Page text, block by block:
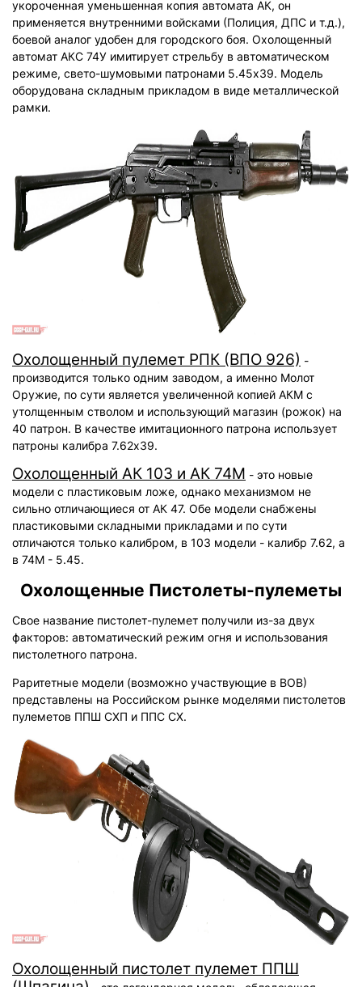
укороченная уменьшенная копия автомата АК, он
применяется внутренними войсками (Полиция, ДПС и т.д.),
боевой аналог удобен для городского боя. Охолощенный
автомат АКС 74У имитирует стрельбу в автоматическом
режиме, свето-шумовыми патронами 5.45х39. Модель
оборудована складным прикладом в виде металлической
рамки.
Охолощенный пулемет РПК (ВПО 926) -
производится только одним заводом, а именно Молот
Оружие, по сути является увеличенной копией АКМ с
утолщенным стволом и использующий магазин (рожок) на
40 патрон. В качестве имитационного патрона использует
патроны калибра 7.62х39.
Охолощенный АК 103 и АК 74М - это новые
модели с пластиковым ложе, однако механизмом не
сильно отличающиеся от АК 47. Обе модели снабжены
пластиковыми складными прикладами и по сути
отличаются только калибром, в 103 модели - калибр 7.62, а
в 74М - 5.45.
Охолощенные Пистолеты-пулеметы
Свое название пистолет-пулемет получили из-за двух
факторов: автоматический режим огня и использования
пистолетного патрона.
Раритетные модели (возможно участвующие в ВОВ)
представлены на Российском рынке моделями пистолетов
пулеметов ППШ СХП и ППС СХ.
Охолощенный пистолет пулемет ППШ